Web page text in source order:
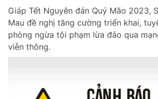
Giáp Tết Nguyên đán Quý Mão 2023,
Mau đề nghị tăng cường triển khai,
phòng ngừa tội phạm lừa đảo qua
viễn thông.